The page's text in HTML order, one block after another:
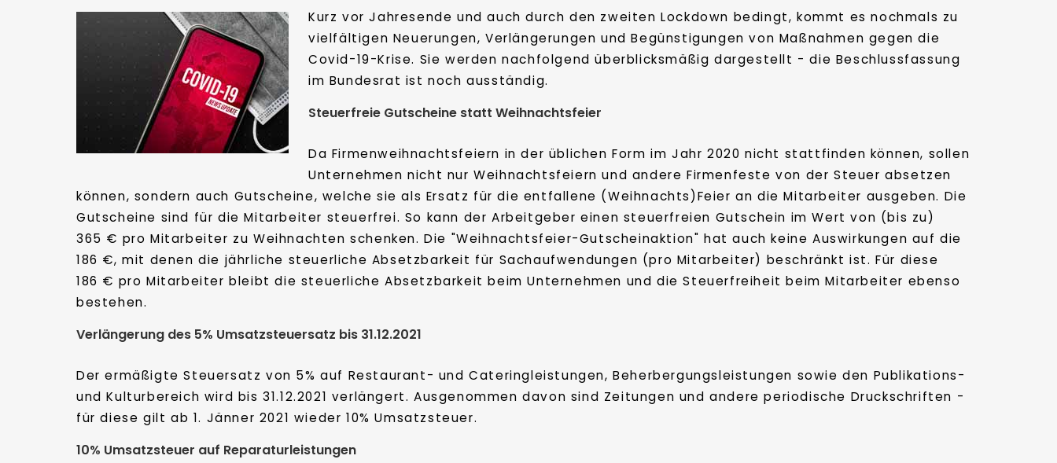
Kurz vor Jahresende und auch durch den zweiten Lockdown bedingt, kommt es nochmals zu
vielfältigen Neuerungen, Verlängerungen und Begünstigungen von Maßnahmen gegen die
Covid-19-Krise. Sie werden nachfolgend überblicksmäßig dargestellt - die Beschlussfassung
im Bundesrat ist noch ausständig.
Steuerfreie Gutscheine statt Weihnachtsfeier
Da Firmenweihnachtsfeiern in der üblichen Form im Jahr 2020 nicht stattfinden können, sollen
Unternehmen nicht nur Weihnachtsfeiern und andere Firmenfeste von der Steuer absetzen
können, sondern auch Gutscheine, welche sie als Ersatz für die entfallene (Weihnachts)Feier an die Mitarbeiter ausgeben. Die
Gutscheine sind für die Mitarbeiter steuerfrei. So kann der Arbeitgeber einen steuerfreien Gutschein im Wert von (bis zu)
365 € pro Mitarbeiter zu Weihnachten schenken. Die "Weihnachtsfeier-Gutscheinaktion" hat auch keine Auswirkungen auf die
186 €, mit denen die jährliche steuerliche Absetzbarkeit für Sachaufwendungen (pro Mitarbeiter) beschränkt ist. Für diese
186 € pro Mitarbeiter bleibt die steuerliche Absetzbarkeit beim Unternehmen und die Steuerfreiheit beim Mitarbeiter ebenso
bestehen.
Verlängerung des 5% Umsatzsteuersatz bis 31.12.2021
Der ermäßigte Steuersatz von 5% auf Restaurant- und Cateringleistungen, Beherbergungsleistungen sowie den Publikations-
und Kulturbereich wird bis 31.12.2021 verlängert. Ausgenommen davon sind Zeitungen und andere periodische Druckschriften -
für diese gilt ab 1. Jänner 2021 wieder 10% Umsatzsteuer.
10% Umsatzsteuer auf Reparaturleistungen